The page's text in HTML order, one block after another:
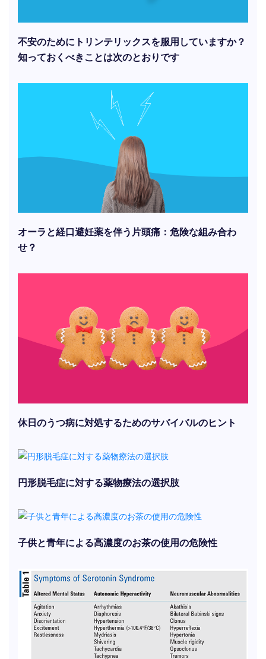
不安のためにトリンテリックスを服用していますか？
知っておくべきことは次のとおりです
オーラと経口避妊薬を伴う片頭痛：危険な組み合わ
せ？
休日のうつ病に対処するためのサバイバルのヒント
円形脱毛症に対する薬物療法の選択肢
子供と青年による高濃度のお茶の使用の危険性